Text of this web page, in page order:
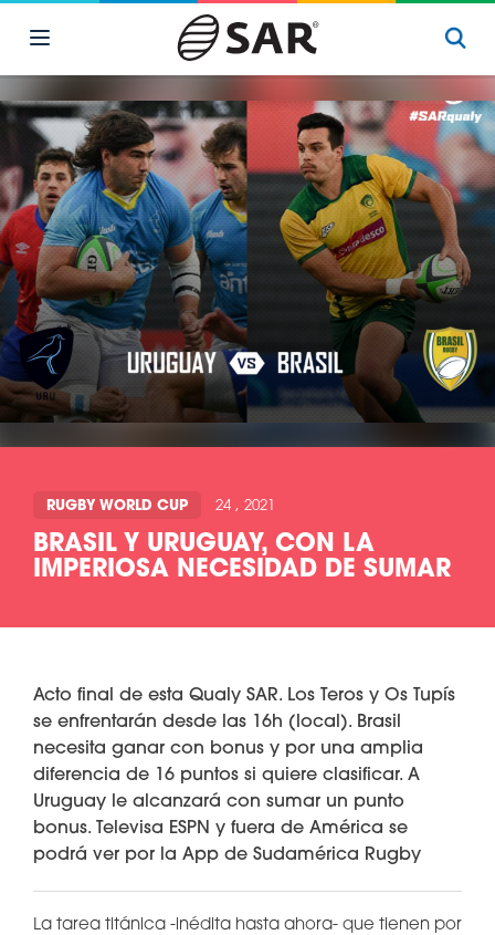
RUGBY WORLD CUP 24 , 2021
BRASIL Y URUGUAY, CON LA
IMPERIOSA NECESIDAD DE SUMAR
Acto final de esta Qualy SAR. Los Teros y Os Tupís
se enfrentarán desde las 16h (local). Brasil
necesita ganar con bonus y por una amplia
diferencia de 16 puntos si quiere clasificar. A
Uruguay le alcanzará con sumar un punto
bonus. Televisa ESPN y fuera de América se
podrá ver por la App de Sudamérica Rugby
La tarea titánica -inédita hasta ahora- que tienen por